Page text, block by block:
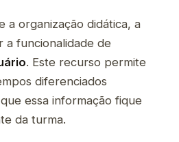
a organização didática, a
a funcionalidade de
. Este recurso permite
diferenciados
essa informação fique
da turma.